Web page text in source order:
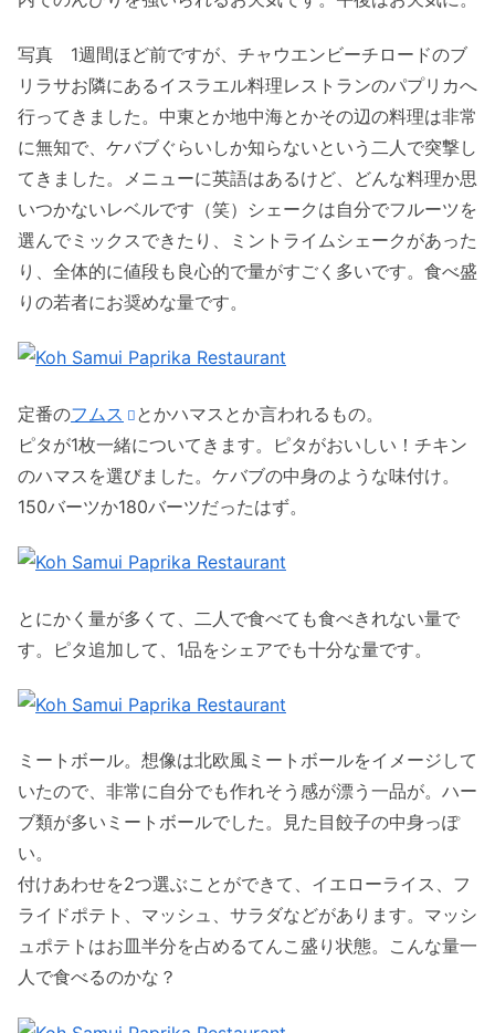
写真 1週間ほど前ですが、チャウエンビーチロードのブ
リラサお隣にあるイスラエル料理レストランのパプリカへ
行ってきました。中東とか地中海とかその辺の料理は非常
に無知で、ケバブぐらいしか知らないという二人で突撃し
てきました。メニューに英語はあるけど、どんな料理か思
いつかないレベルです（笑）シェークは自分でフルーツを
選んでミックスできたり、ミントライムシェークがあった
り、全体的に値段も良心的で量がすごく多いです。食べ盛
りの若者にお奨めな量です。
定番のフムス
とかハマスとか言われるもの。
ピタが1枚一緒についてきます。ピタがおいしい！チキン
のハマスを選びました。ケバブの中身のような味付け。
150バーツか180バーツだったはず。
とにかく量が多くて、二人で食べても食べきれない量で
す。ピタ追加して、1品をシェアでも十分な量です。
ミートボール。想像は北欧風ミートボールをイメージして
いたので、非常に自分でも作れそう感が漂う一品が。ハー
ブ類が多いミートボールでした。見た目餃子の中身っぽ
い。
付けあわせを2つ選ぶことができて、イエローライス、フ
ライドポテト、マッシュ、サラダなどがあります。マッシ
ュポテトはお皿半分を占めるてんこ盛り状態。こんな量一
人で食べるのかな？